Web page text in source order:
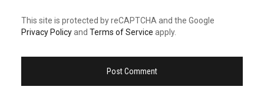
This site is protected by reCAPTCHA and the Google
Privacy Policyand Terms of Service apply.